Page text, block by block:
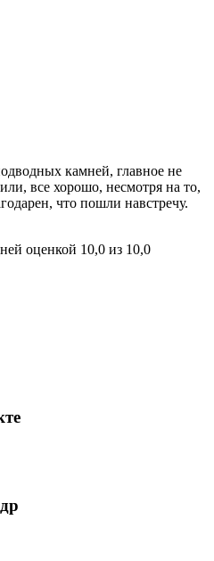
камней, главное не
все хорошо, несмотря на то,
что пошли навстречу.
оценкой 10,0 из 10,0